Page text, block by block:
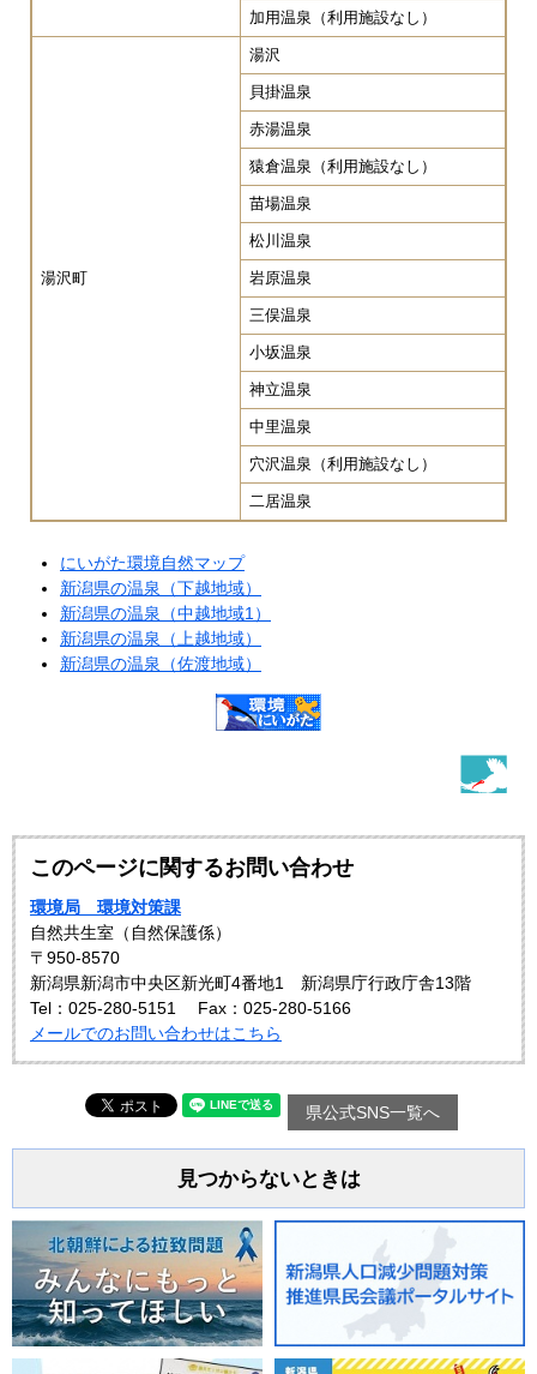
加用温泉（利用施設なし）
湯沢町
湯沢
貝掛温泉
赤湯温泉
猿倉温泉（利用施設なし）
苗場温泉
松川温泉
岩原温泉
三俣温泉
小坂温泉
神立温泉
中里温泉
穴沢温泉（利用施設なし）
二居温泉
にいがた環境自然マップ
新潟県の温泉（下越地域）
新潟県の温泉（中越地域1）
新潟県の温泉（上越地域）
新潟県の温泉（佐渡地域）
このページに関するお問い合わせ
環境局 環境対策課
自然共生室（自然保護係）
〒950-8570
新潟県新潟市中央区新光町4番地1 新潟県庁行政庁舎13階
Tel：025-280-5151
Fax：025-280-5166
メールでのお問い合わせはこちら
県公式SNS一覧へ
見つからないときは